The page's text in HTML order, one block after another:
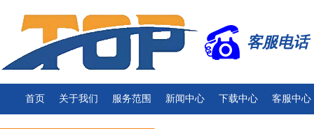
客服电话
首页 关于我们 服务范围 新闻中心 下载中心 客服中心